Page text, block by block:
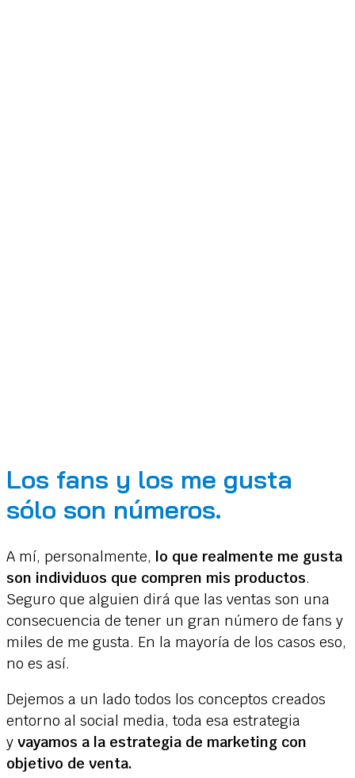
Los fans y los me gusta
sólo son números.
A mí, personalmente, lo que realmente me gusta
son individuos que compren mis productos.
Seguro que alguien dirá que las ventas son una
consecuencia de tener un gran número de fans y
miles de me gusta. En la mayoría de los casos eso,
no es así.
Dejemos a un lado todos los conceptos creados
entorno al social media, toda esa estrategia
y vayamos a la estrategia de marketing con
objetivo de venta.